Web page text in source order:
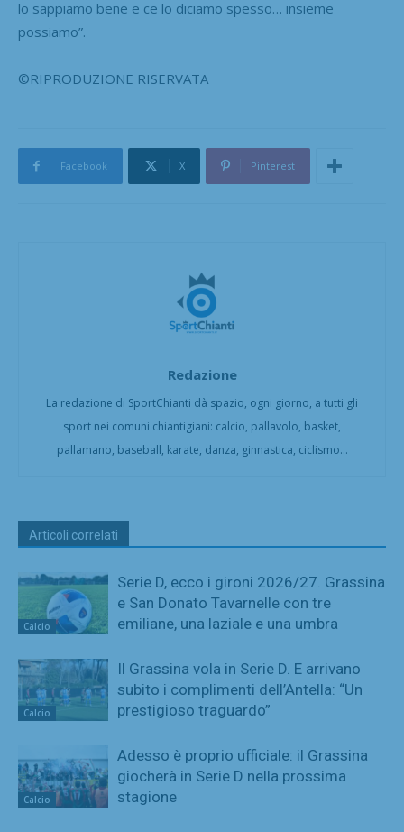
lo sappiamo bene e ce lo diciamo spesso… insieme
possiamo”.
©RIPRODUZIONE RISERVATA
Facebook X Pinterest
Redazione
La redazione di SportChianti dà spazio, ogni giorno, a tutti gli
sport nei comuni chiantigiani: calcio, pallavolo, basket,
pallamano, baseball, karate, danza, ginnastica, ciclismo...
Articoli correlati
Calcio
Serie D, ecco i gironi 2026/27. Grassina
e San Donato Tavarnelle con tre
emiliane, una laziale e una umbra
Calcio
Il Grassina vola in Serie D. E arrivano
subito i complimenti dell’Antella: “Un
prestigioso traguardo”
Calcio
Adesso è proprio ufficiale: il Grassina
giocherà in Serie D nella prossima
stagione